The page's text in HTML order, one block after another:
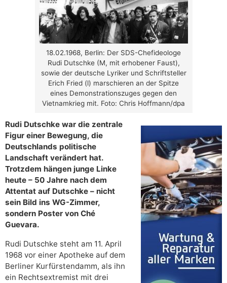
18.02.1968, Berlin: Der SDS-Chefideologe
Rudi Dutschke (M, mit erhobener Faust),
sowie der deutsche Lyriker und Schriftsteller
Erich Fried (l) marschieren an der Spitze
eines Demonstrationszuges gegen den
Vietnamkrieg mit. Foto: Chris Hoffmann/dpa
Rudi Dutschke war die zentrale
Figur einer Bewegung, die
Deutschlands politische
Landschaft verändert hat.
Trotzdem hängen junge Linke
heute – 50 Jahre nach dem
Attentat auf Dutschke – nicht
sein Bild ins WG-Zimmer,
sondern Poster von Ché
Guevara.
Rudi Dutschke steht am 11. April
1968 vor einer Apotheke auf dem
Berliner Kurfürstendamm, als ihn
ein Rechtsextremist mit drei